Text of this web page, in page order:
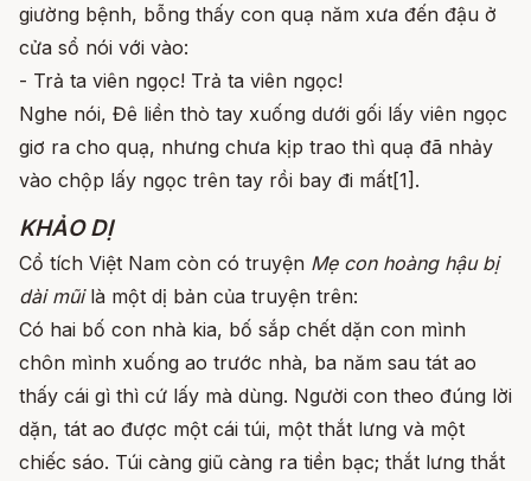
giường bệnh, bỗng thấy con quạ năm xưa đến đậu ở
cửa sổ nói với vào:
- Trả ta viên ngọc! Trả ta viên ngọc!
Nghe nói, Đê liền thò tay xuống dưới gối lấy viên ngọc
giơ ra cho quạ, nhưng chưa kịp trao thì quạ đã nhảy
vào chộp lấy ngọc trên tay rồi bay đi mất[1].
KHẢO DỊ
Cổ tích Việt Nam còn có truyện Mẹ con hoàng hậu bị
dài mũilà một dị bản của truyện trên:
Có hai bố con nhà kia, bố sắp chết dặn con mình
chôn mình xuống ao trước nhà, ba năm sau tát ao
thấy cái gì thì cứ lấy mà dùng. Người con theo đúng lời
dặn, tát ao được một cái túi, một thắt lưng và một
chiếc sáo. Túi càng giũ càng ra tiền bạc; thắt lưng thắt